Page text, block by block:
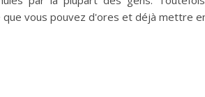
vous pouvez d'ores et déjà mettre